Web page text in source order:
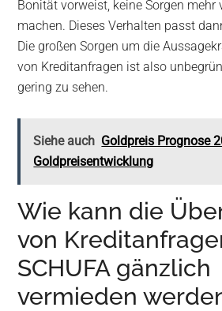
Bonität vorweist, keine Sorgen mehr
machen. Dieses Verhalten passt
Die großen Sorgen um die
von Kreditanfragen ist also
gering zu sehen.
Siehe auch Goldpreis Prognose
Goldpreisentwicklung
Wie kann die
von
SCHUFA gänzlich
vermieden